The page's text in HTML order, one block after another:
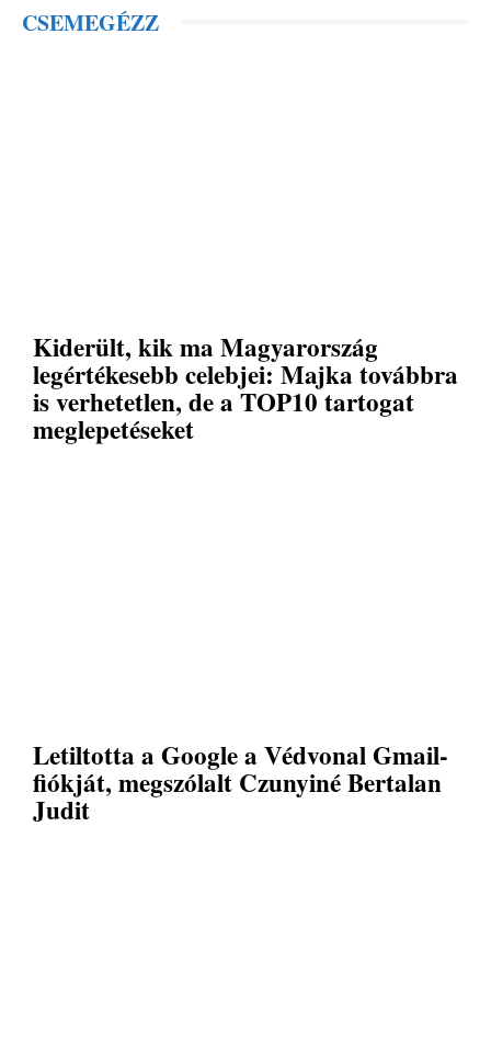
CSEMEGÉZZ
Kiderült, kik ma Magyarország
legértékesebb celebjei: Majka továbbra
is verhetetlen, de a TOP10 tartogat
meglepetéseket
Letiltotta a Google a Védvonal Gmail-
fiókját, megszólalt Czunyiné Bertalan
Judit